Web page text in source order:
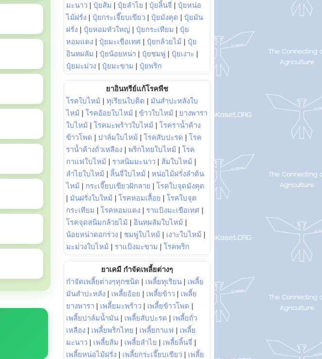
มะนาว | ปุ๋ยส้ม | ปุ๋ยลำไย | ปุ๋ยลิ้นจี่ | ปุ๋ยหน่อ
ไม้ฝรั่ง | ปุ๋ยกระเจี๊ยบเขียว | ปุ๋ยมังคุด | ปุ๋ยมัน
ฝรั่ง | ปุ๋ยหอมหัวใหญ่ | ปุ๋ยกระเทียม | ปุ๋ย
หอมแดง | ปุ๋ยมะเขือเทศ | ปุ๋ยกล้วยไม้ | ปุ๋ย
อินทผลัม | ปุ๋ยน้อยหน่า | ปุ๋ยชมพู่ | ปุ๋ยเงาะ |
ปุ๋ยมะม่วง | ปุ๋ยมะขาม | ปุ๋ยพริก
ยาอินทรีย์แก้โรคพืช
โรคใบไหม้ | ทุเรียนใบติด | มันสำปะหลังใบ
ไหม้ | โรคอ้อยใบไหม้ | ข้าวใบไหม้ | ยางพารา
ใบไหม้ | โรคมะพร้าวใบไหม้ | โรคราน้ำค้าง
ข้าวโพด | ปาล์มใบไหม้ | โรคสับปะรด | โรค
ราน้ำค้างถั่วเหลือง | พริกไทยใบไหม้ | โรค
กาแฟใบไหม้ | ราสนิมมะนาว | ส้มใบไหม้ |
ลำไยใบไหม้ | ลิ้นจี่ใบไหม้ | หน่อไม้ฝรั่งลำต้น
ไหม้ | กระเจี๊ยบเขียวฝักลาย | โรคใบจุดมังคุด
| มันฝรั่งใบใหม้ | โรคหอมเลื้อย | โรคใบจุด
กระเทียม | โรคหอมแดง | ราแป้งมะเขือเทศ |
โรคจุดสนิมกล้วยไม้ | อินทผลัมใบไหม้ |
น้อยหน่าดอกร่วง | ชมพู่ใบไหม้ | เงาะใบไหม้ |
มะม่วงใบไหม้ | ราแป้งมะขาม | โรคพริก
ยาเคมี กำจัดเพลี้ยต่างๆ
กำจัดเพลี้ยต่างๆทุกชนิด | เพลี้ยทุเรียน | เพลี้ย
มันสำปะหลัง | เพลี้ยอ้อย | เพลี้ยข้าว | เพลี้ย
ยางพารา | เพลี้ยมะพร้าว | เพลี้ยข้าวโพด |
เพลี้ยปาล์มน้ำมัน | เพลี้ยสับปะรด | เพลี้ยถั่ว
เหลือง | เพลี้ยพริกไทย | เพลี้ยกาแฟ | เพลี้ย
มะนาว | เพลี้ยส้ม | เพลี้ยลำไย | เพลี้ยลิ้นจี่ |
เพลี้ยหน่อไม้ฝรั่ง | เพลี้ยกระเจี๊ยบเขียว | เพลี้ย